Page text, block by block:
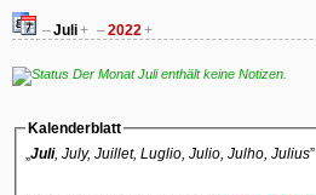
–Juli+ –2022+
Der Monat Juli enthält keine Notizen.
Kalenderblatt
„Juli, July, Juillet, Luglio, Julio, Julho, Julius”